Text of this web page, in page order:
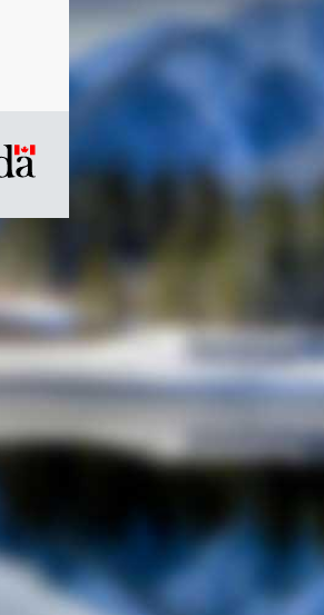
/
gouvernement
du
Canada